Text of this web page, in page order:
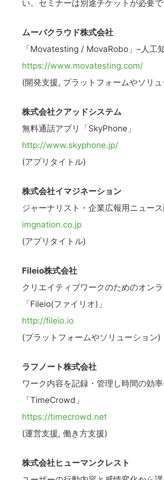
い。セミナーは別途チケットが必要で
ムーバクラウド株式会社
「Movatesting / MovaRobo」–人工
https://www.movatesting.com/
(開発支援, プラットフォームやソリ
株式会社クアッドシステム
無料通話アプリ「SkyPhone」
http://www.skyphone.jp/
(アプリタイトル)
株式会社イマジネーション
ジャーナリスト・企業広報用ニュー
imgnation.co.jp
(アプリタイトル)
Fileio株式会社
クリエイティブワークのためのオン
「Fileio(ファイリオ)」
http://fileio.io
(プラットフォームやソリューション)
ラフノート株式会社
ワーク内容を記録・管理し時間の効
「TimeCrowd」
https://timecrowd.net
(運営支援, 働き方支援)
株式会社ヒューマンクレスト